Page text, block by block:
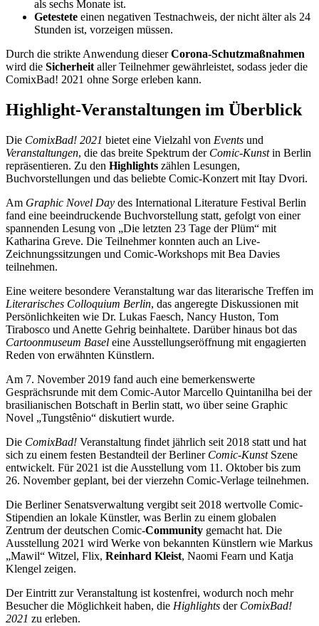
als sechs Monate ist.
Getestete einen negativen Testnachweis, der nicht älter als 24
Stunden ist, vorzeigen müssen.
Durch die strikte Anwendung dieserCorona-Schutzmaßnahmen
wird die Sicherheit aller Teilnehmer gewährleistet, sodass jeder die
ComixBad! 2021 ohne Sorge erleben kann.
Highlight-Veranstaltungen im Überblick
Die ComixBad! 2021 bietet eine Vielzahl von Events und
Veranstaltungen, die das breite Spektrum der Comic-Kunstin Berlin
repräsentieren. Zu den Highlights zählen Lesungen,
Buchvorstellungen und das beliebte Comic-Konzert mit Itay Dvori.
Am Graphic Novel Day des International Literature Festival Berlin
fand eine beeindruckende Buchvorstellung statt, gefolgt von einer
spannenden Lesung von „Die letzten 23 Tage der Plüm“ mit
Katharina Greve. Die Teilnehmer konnten auch an Live-
Zeichnungssitzungen und Comic-Workshops mit Bea Davies
teilnehmen.
Eine weitere besondere Veranstaltung war das literarische Treffen im
Literarisches Colloquium Berlin, das angeregte Diskussionen mit
Persönlichkeiten wie Dr. Lukas Faesch, Nancy Huston, Tom
Tirabosco und Anette Gehrig beinhaltete. Darüber hinaus bot das
Cartoonmuseum Basel eine Ausstellungseröffnung mit engagierten
Reden von erwähnten Künstlern.
Am 7. November 2019 fand auch eine bemerkenswerte
Gesprächsrunde mit dem Comic-Autor Marcello Quintanilha bei der
brasilianischen Botschaft in Berlin statt, wo über seine Graphic
Novel „Tungstênio“ diskutiert wurde.
Die ComixBad! Veranstaltung findet jährlich seit 2018 statt und hat
sich zu einem festen Bestandteil der Berliner Comic-KunstSzene
entwickelt. Für 2021 ist die Ausstellung vom 11. Oktober bis zum
26. November geplant, bei der vierzehn Comic-Verlage teilnehmen.
Die Berliner Senatsverwaltung vergibt seit 2018 wertvolle Comic-
Stipendien an lokale Künstler, was Berlin zu einem globalen
Zentrum der deutschen Comic-Community gemacht hat. Die
Ausstellung 2021 wird Werke von bekannten Künstlern wie Markus
„Mawil“ Witzel, Flix, Reinhard Kleist, Naomi Fearn und Katja
Klengel zeigen.
Der Eintritt zur Veranstaltung ist kostenfrei, wodurch noch mehr
Besucher die Möglichkeit haben, die Highlights der ComixBad!
2021 zu erleben.